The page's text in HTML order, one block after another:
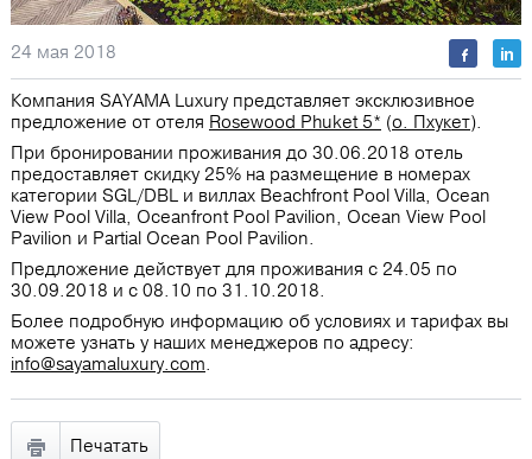
24 мая 2018
Компания SAYAMA Luxury представляет эксклюзивное
предложение от отеля Rosewood Phuket 5* (о. Пхукет).
При бронировании проживания до 30.06.2018 отель
предоставляет скидку 25% на размещение в номерах
категории SGL/DBL и виллах Beachfront Pool Villa, Ocean
View Pool Villa, Oceanfront Pool Pavilion, Ocean View Pool
Pavilion и Partial Ocean Pool Pavilion.
Предложение действует для проживания с 24.05 по
30.09.2018 и с 08.10 по 31.10.2018.
Более подробную информацию об условиях и тарифах вы
можете узнать у наших менеджеров по адресу:
info@sayamaluxury.com.
Печатать